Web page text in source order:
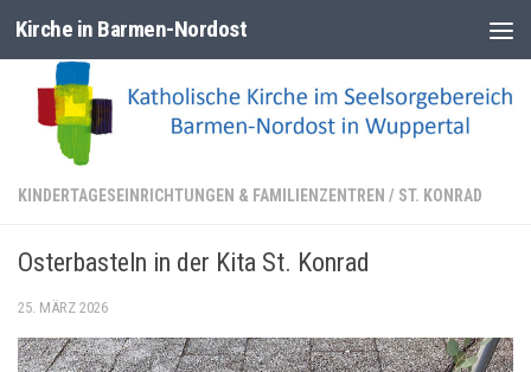
Zum Inhalt springen
Kirche in Barmen-Nordost
KINDERTAGESEINRICHTUNGEN & FAMILIENZENTREN / ST. KONRAD
Osterbasteln in der Kita St. Konrad
25. MÄRZ 2026